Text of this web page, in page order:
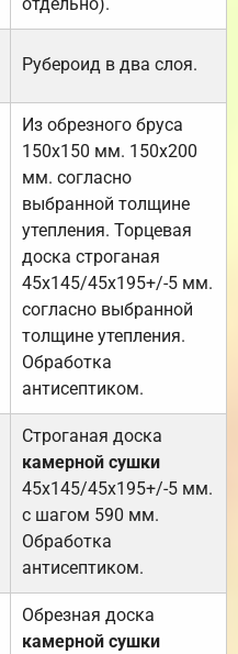
отдельно).
Рубероид в два слоя.
Из обрезного бруса
150х150 мм. 150х200
мм. согласно
выбранной толщине
утепления. Торцевая
доска строганая
45х145/45х195+/-5 мм.
согласно выбранной
толщине утепления.
Обработка
антисептиком.
Строганая доска
камерной сушки
45х145/45х195+/-5 мм.
с шагом 590 мм.
Обработка
антисептиком.
Обрезная доска
камерной сушки